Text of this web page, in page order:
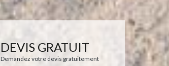
DEVIS GRATUIT
Demandez votre devis gratuitement